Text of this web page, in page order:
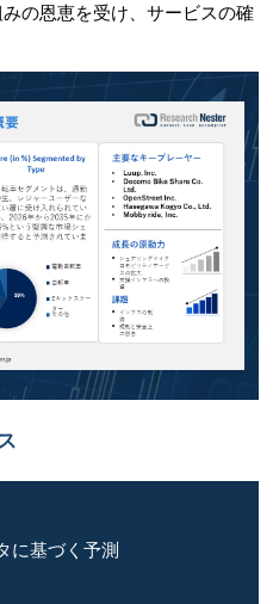
の恩恵を受け、サービスの確
に基づく予測